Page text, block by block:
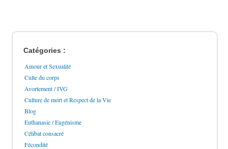
Catégories :
Amour et Sexualité
Culte du corps
Avortement / IVG
Culture de mort et Respect de la Vie
Blog
Euthanasie / Eugénisme
Célibat consacré
Fécondité